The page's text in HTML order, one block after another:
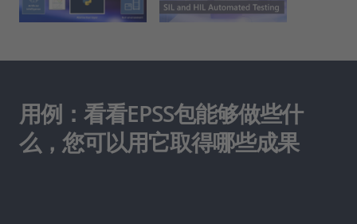
用例：看看EPSS包能够做些什
么，您可以用它取得哪些成果